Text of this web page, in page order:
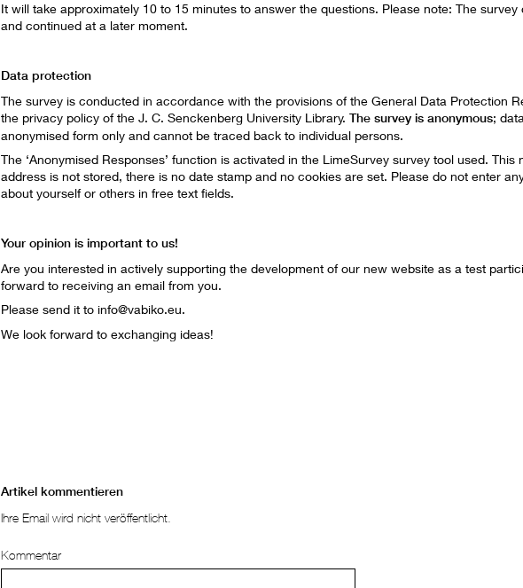
It will take approximately 10 to 15 minutes to answer the questions. Please note: The
and continued at a later moment.
Data protection
The survey is conducted in accordance with the provisions of the General Data Protection
the privacy policy of the J. C. Senckenberg University Library. The survey is anonymous;
anonymised form only and cannot be traced back to individual persons.
The ‘Anonymised Responses’ function is activated in the LimeSurvey survey tool used. This
address is not stored, there is no date stamp and no cookies are set. Please do not enter
about yourself or others in free text fields.
Your opinion is important to us!
Are you interested in actively supporting the development of our new website as a test
forward to receiving an email from you.
Please send it to info@vabiko.eu.
We look forward to exchanging ideas!
Artikel kommentieren
Ihre Email wird nicht veröffentlicht.
Kommentar